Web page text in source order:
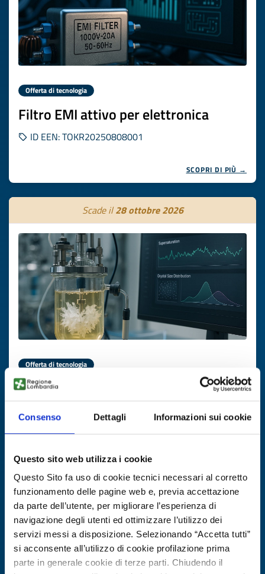
Consenso Dettagli Informazioni sui cookie
Questo sito web utilizza i cookie
Questo Sito fa uso di cookie tecnici necessari al corretto
funzionamento delle pagine web e, previa accettazione
da parte dell’utente, per migliorare l’esperienza di
navigazione degli utenti ed ottimizzare l’utilizzo dei
servizi messi a disposizione. Selezionando “Accetta tutti”
si acconsente all’utilizzo di cookie profilazione prima
parte in generale cookie di terze parti. Chiudendo il
Offerta di tecnologia
Filtro EMI attivo per elettronica
ID EEN: TOKR20250808001
SCOPRI DI PIÙ →
Scade il28 ottobre 2026
Offerta di tecnologia
Cristallizzazione API con AI
ID EEN: TOIE20250821014
Scade il28 ottobre 2026